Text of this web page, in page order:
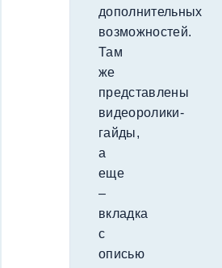
дополнительных
возможностей.
Там
же
представлены
видеоролики-
гайды,
а
еще
–
вкладка
с
описью